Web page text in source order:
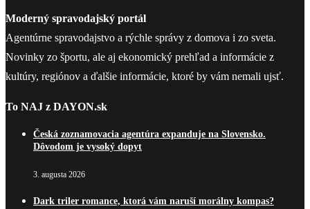
Moderný spravodajský portál
Agentúrne spravodajstvo a rýchle správy z domova i zo sveta.
Novinky zo športu, ale aj ekonomický prehľad a informácie z
kultúry, regiónov a ďalšie informácie, ktoré by vám nemali ujsť.
To NAJ z DAYON.sk
Česká zoznamovacia agentúra expanduje na Slovensko.
Dôvodom je vysoký dopyt
3. augusta 2026
Dark triler romance, ktorá vám naruší morálny kompas?